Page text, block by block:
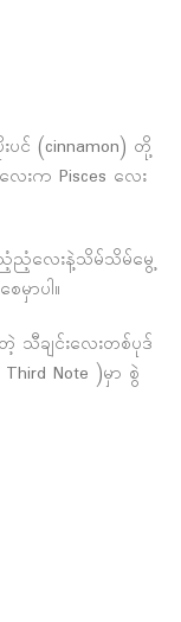
ပင် (cinnamon) တို့
လေးက Pisces လေး
ညံ့ညံ့လေးနဲ့သိမ်သိမ်မွေ့
မှာပါ။
သီချင်းလေးတစ်ပုဒ်
Note )မှာ စွဲ